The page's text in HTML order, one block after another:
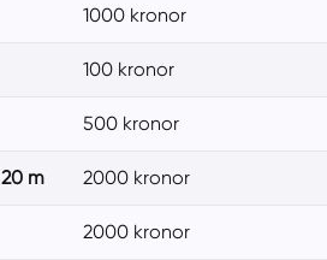
1000 kronor
100 kronor
500 kronor
m 2000 kronor
2000 kronor